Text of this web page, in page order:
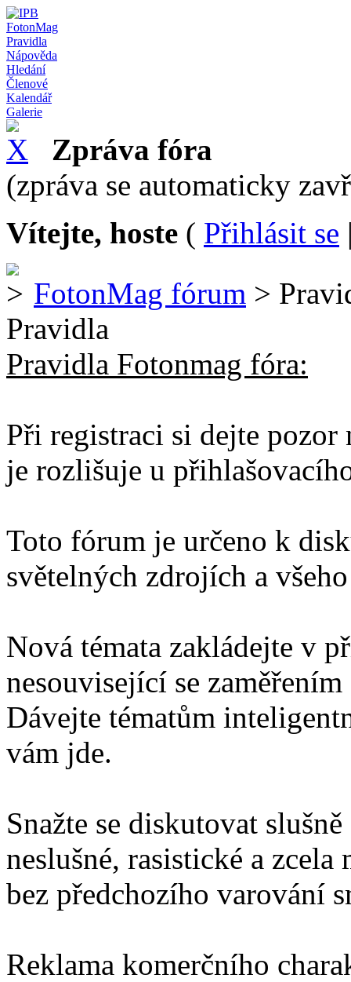
FotonMag
Pravidla
Nápověda
Hledání
Členové
Kalendář
Galerie
Zpráva fóra
(zpráva se automaticky
Vítejte, hoste ( Přihlásit se
FotonMag fórum >
Pravidla
Pravidla Fotonmag fóra:
Při registraci si dejte pozor
je rozlišuje u
Toto fórum je určeno k
světelných zdrojích a
Nová témata zakládejte v
nesouvisející se
Dávejte tématům
vám jde.
Snažte se diskutovat
neslušné, rasistické a
bez předchozího varování
Reklama komerčního